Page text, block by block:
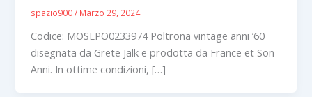
spazio900/ Marzo 29, 2024
Codice: MOSEPO0233974 Poltrona vintage anni ’60
disegnata da Grete Jalk e prodotta da France et Son
Anni. In ottime condizioni, […]